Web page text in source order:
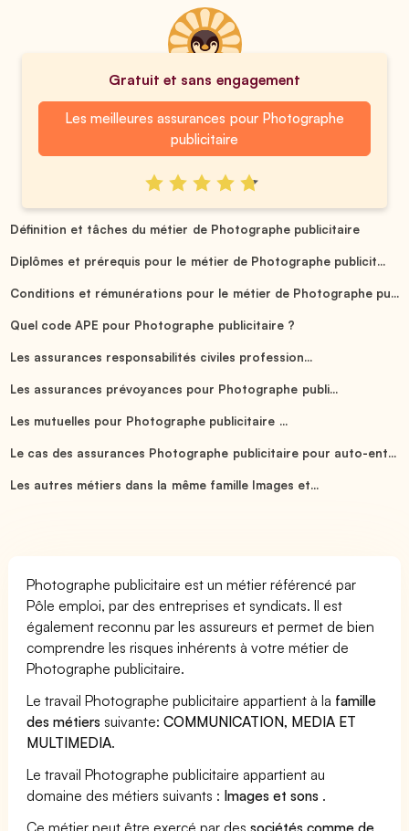
Gratuit et sans engagement
Les meilleures assurances pour Photographe
publicitaire
Définition et tâches du métier de Photographe publicitaire
Diplômes et prérequis pour le métier de Photographe publicit...
Conditions et rémunérations pour le métier de Photographe pu...
Quel code APE pour Photographe publicitaire ?
Les assurances responsabilités civiles profession...
Les assurances prévoyances pour Photographe publi...
Les mutuelles pour Photographe publicitaire ...
Le cas des assurances Photographe publicitaire pour auto-ent...
Les autres métiers dans la même famille Images et...
Photographe publicitaire est un métier référencé par
Pôle emploi, par des entreprises et syndicats. Il est
également reconnu par les assureurs et permet de bien
comprendre les risques inhérents à votre métier de
Photographe publicitaire.
Le travail Photographe publicitaire appartient à la famille
des métiers suivante:COMMUNICATION, MEDIA ET
MULTIMEDIA.
Le travail Photographe publicitaire appartient au
domaine des métiers suivants : Images et sons .
Ce métier peut être exercé par dessociétés comme de